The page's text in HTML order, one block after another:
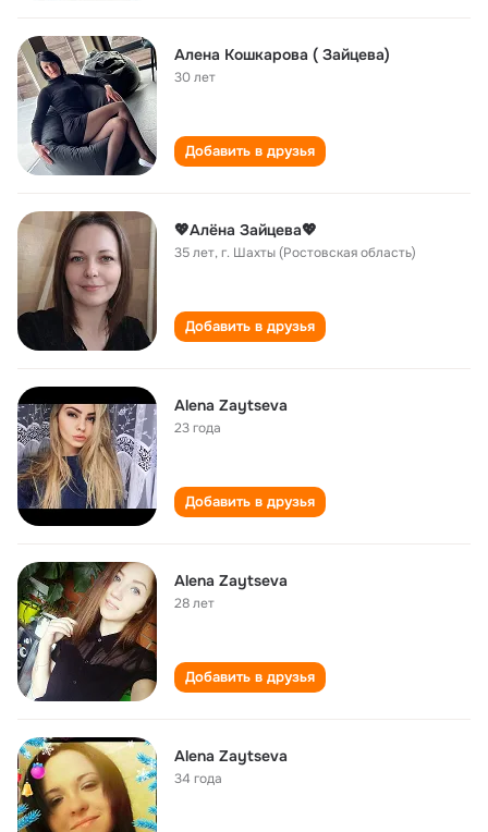
Алена Кошкарова ( Зайцева)
30 лет
Добавить в друзья
💖Алёна Зайцева💖
35 лет,г. Шахты (Ростовская область)
Добавить в друзья
Alena Zaytseva
23 года
Добавить в друзья
Alena Zaytseva
28 лет
Добавить в друзья
Alena Zaytseva
34 года